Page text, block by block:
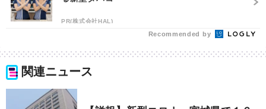
PR(株式会社HAL)
Recommended by
関連ニュース